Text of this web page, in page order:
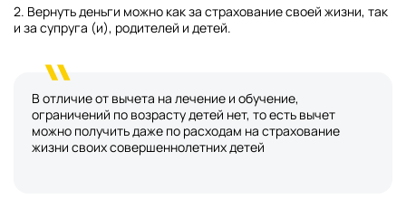
2. Вернуть деньги можно как за страхование своей жизни, так
и за супруга (и), родителей и детей.
В отличие от вычета на лечение и обучение,
ограничений по возрасту детей нет, то есть вычет
можно получить даже по расходам на страхование
жизни своих совершеннолетних детей